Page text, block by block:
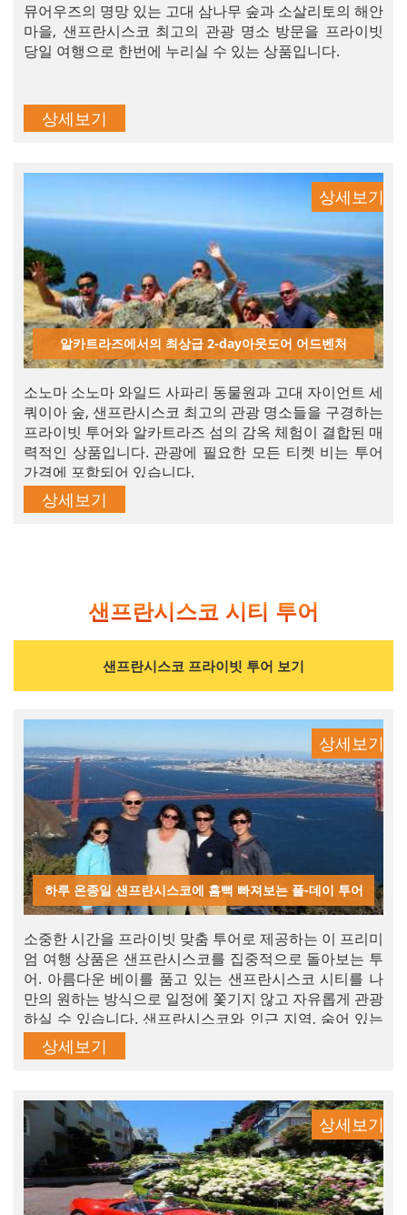
뮤어우즈의 명망 있는 고대 삼나무 숲과 소살리토의 해안
마을, 샌프란시스코 최고의 관광 명소 방문을 프라이빗
당일 여행으로 한번에 누리실 수 있는 상품입니다.
상세보기
상세보기
알카트라즈에서의 최상급 2-day아웃도어 어드벤처
소노마 소노마 와일드 사파리 동물원과 고대 자이언트 세
쿼이아 숲, 샌프란시스코 최고의 관광 명소들을 구경하는
프라이빗 투어와 알카트라즈 섬의 감옥 체험이 결합된 매
력적인 상품입니다. 관광에 필요한 모든 티켓 비는 투어
가격에 포함되어 있습니다.
상세보기
샌프란시스코 시티 투어
샌프란시스코 프라이빗 투어 보기
상세보기
하루 온종일 샌프란시스코에 흠뻑 빠져보는 풀-데이 투어
소중한 시간을 프라이빗 맞춤 투어로 제공하는 이 프리미
엄 여행 상품은 샌프란시스코를 집중적으로 돌아보는 투
어. 아름다운 베이를 품고 있는 샌프란시스코 시티를 나
만의 원하는 방식으로 일정에 쫓기지 않고 자유롭게 관광
하실 수 있습니다. 샌프란시스코와 인근 지역, 숨어 있는
명소, 깎아지른 절벽, 경사진 언덕 풍경, 대형 차량 통행이
불가한 좁은 도로 등을 가까이서 깊이 있게 살펴보는 진
상세보기
상세보기